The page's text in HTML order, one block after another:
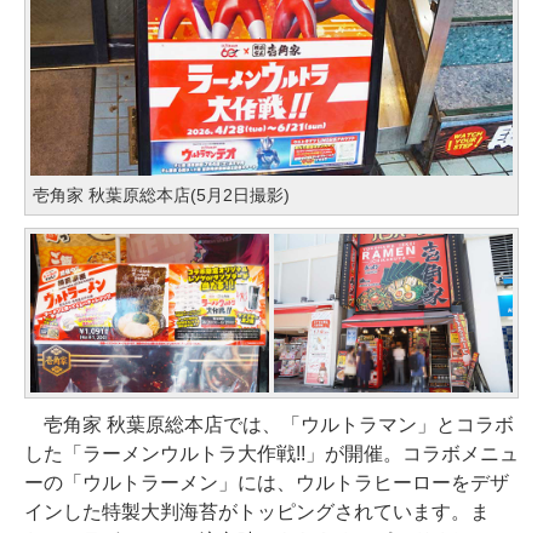
壱角家 秋葉原総本店(5月2日撮影)
壱角家 秋葉原総本店では、「ウルトラマン」とコラボ
した「ラーメンウルトラ大作戦!!」が開催。コラボメニュ
ーの「ウルトラーメン」には、ウルトラヒーローをデザ
インした特製大判海苔がトッピングされています。ま